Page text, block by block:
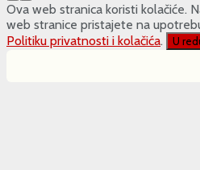
Ova web stranica koristi kolačiće.
web stranice pristajete na
Politiku privatnosti i kolačića. U